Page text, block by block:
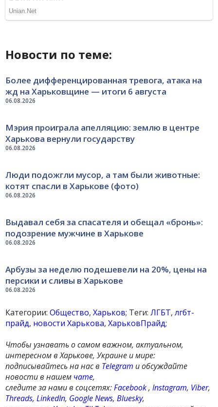
Новости по теме:
06.08.2026
Более дифференцированная тревога, атака на
жд на Харьковщине — итоги 6 августа
06.08.2026
Мэрия проиграла апелляцию: землю в центре
Харькова вернули государству
06.08.2026
Люди подожгли мусор, а там были животные:
котят спасли в Харькове (фото)
06.08.2026
Выдавал себя за спасателя и обещал «бронь»:
подозрение мужчине в Харькове
06.08.2026
Арбузы за неделю подешевели на 20%, цены на
персики и сливы в Харькове
Категории:Общество,Харьков; Теги:ЛГБТ,лгбт-
прайд, новости Харькова,ХарьковПрайд;
Чтобы узнавать о самом важном, актуальном,
интересном в Харькове, Украине и мире:
подписывайтесь на нас в Telegram и обсуждайте
новости в нашем чате,
следите за нами в соцсетях:Facebook,Instagram, Viber,
Threads,LinkedIn, Google News,Bluesky,